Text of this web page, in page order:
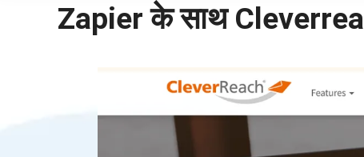
Zapier के साथ